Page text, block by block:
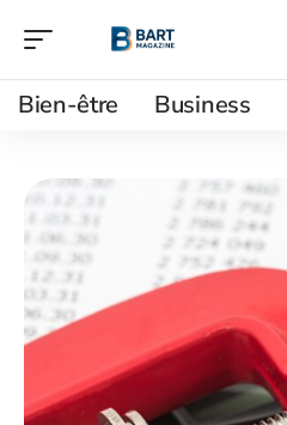
Bien-être Business